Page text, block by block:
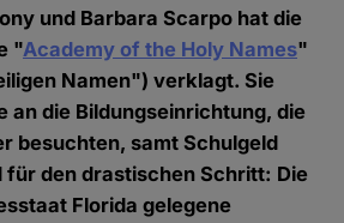
und Barbara Scarpo hat die
"Academy of the Holy Names"
Namen") verklagt. Sie
an die Bildungseinrichtung, die
besuchten, samt Schulgeld
für den drastischen Schritt: Die
Florida gelegene